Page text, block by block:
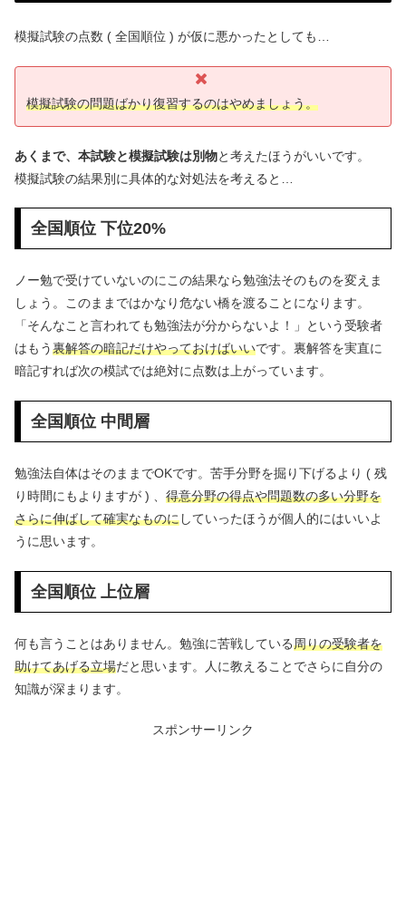
模擬試験の点数 ( 全国順位 ) が仮に悪かったとしても…
模擬試験の問題ばかり復習するのはやめましょう。
あくまで、本試験と模擬試験は別物と考えたほうがいいです。
模擬試験の結果別に具体的な対処法を考えると…
全国順位 下位20%
ノー勉で受けていないのにこの結果なら勉強法そのものを変えま
しょう。このままではかなり危ない橋を渡ることになります。
「そんなこと言われても勉強法が分からないよ！」という受験者
はもう裏解答の暗記だけやっておけばいいです。裏解答を実直に
暗記すれば次の模試では絶対に点数は上がっています。
全国順位 中間層
勉強法自体はそのままでOKです。苦手分野を掘り下げるより ( 残
り時間にもよりますが ) 、 得意分野の得点や問題数の多い分野を
さらに伸ばして確実なものにしていったほうが個人的にはいいよ
うに思います。
全国順位 上位層
何も言うことはありません。勉強に苦戦している周りの受験者を
助けてあげる立場だと思います。人に教えることでさらに自分の
知識が深まります。
スポンサーリンク